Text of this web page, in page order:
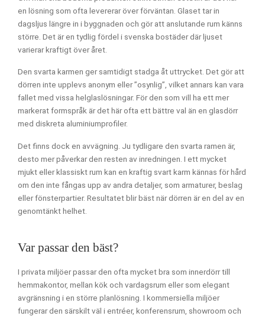
en lösning som ofta levererar över förväntan. Glaset tar in
dagsljus längre in i byggnaden och gör att anslutande rum känns
större. Det är en tydlig fördel i svenska bostäder där ljuset
varierar kraftigt över året.
Den svarta karmen ger samtidigt stadga åt uttrycket. Det gör att
dörren inte upplevs anonym eller ”osynlig”, vilket annars kan vara
fallet med vissa helglaslösningar. För den som vill ha ett mer
markerat formspråk är det här ofta ett bättre val än en glasdörr
med diskreta aluminiumprofiler.
Det finns dock en avvägning. Ju tydligare den svarta ramen är,
desto mer påverkar den resten av inredningen. I ett mycket
mjukt eller klassiskt rum kan en kraftig svart karm kännas för hård
om den inte fångas upp av andra detaljer, som armaturer, beslag
eller fönsterpartier. Resultatet blir bäst när dörren är en del av en
genomtänkt helhet.
Var passar den bäst?
I privata miljöer passar den ofta mycket bra som innerdörr till
hemmakontor, mellan kök och vardagsrum eller som elegant
avgränsning i en större planlösning. I kommersiella miljöer
fungerar den särskilt väl i entréer, konferensrum, showroom och